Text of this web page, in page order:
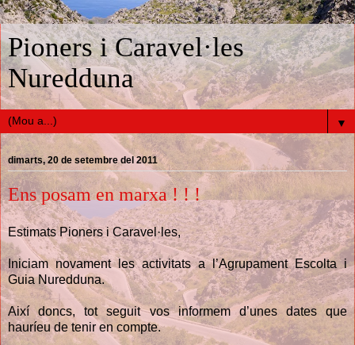
Pioners i Caravel·les
Nuredduna
▼
dimarts, 20 de setembre del 2011
Ens posam en marxa ! ! !
Estimats Pioners i Caravel·les,
Iniciam novament les activitats a l’Agrupament Escolta i
Guia Nuredduna.
Així doncs, tot seguit vos informem d’unes dates que
hauríeu de tenir en compte.